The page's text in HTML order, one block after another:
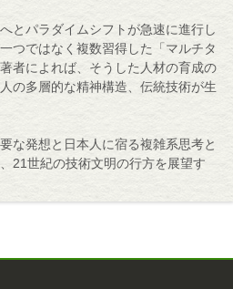
とパラダイムシフトが急速に進行し
つではなく複数習得した「マルチタ
者によれば、そうした人材の育成の
の多層的な精神構造、伝統技術が生
な発想と日本人に宿る複雑系思考と
21世紀の技術文明の行方を展望す